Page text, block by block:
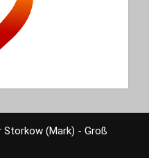
Storkow (Mark) - Groß